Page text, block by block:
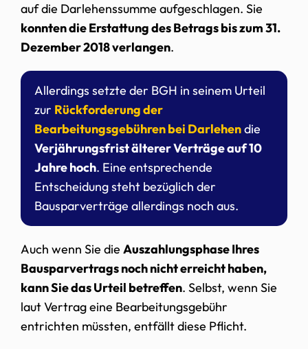
auf die Darlehenssumme aufgeschlagen. Sie
konnten die Erstattung des Betrags bis zum 31.
Dezember 2018 verlangen.
Allerdings setzte der BGH in seinem Urteil
zur Rückforderung der
Bearbeitungsgebühren bei Darlehendie
Verjährungsfrist älterer Verträge auf 10
Jahre hoch. Eine entsprechende
Entscheidung steht bezüglich der
Bausparverträge allerdings noch aus.
Auch wenn Sie die Auszahlungsphase Ihres
Bausparvertrags noch nicht erreicht haben,
kann Sie das Urteil betreffen. Selbst, wenn Sie
laut Vertrag eine Bearbeitungsgebühr
entrichten müssten, entfällt diese Pflicht.